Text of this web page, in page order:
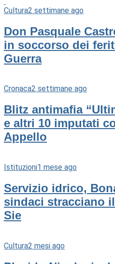
Cultura2 settimane ago
Don Pasquale
in soccorso dei
Guerra
Cronaca2 settimane ago
Blitz antimafia
e altri 10 imputati
Appello
Istituzioni1 mese ago
Servizio idrico,
sindaci stracciano
Sie
Cultura2 mesi ago